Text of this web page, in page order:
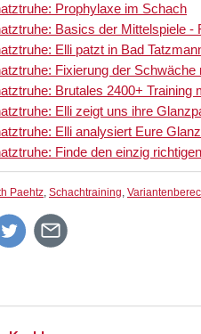
Prophylaxe im Schach
Basics der Mittelspiele -
Elli patzt in Bad
Fixierung der
Brutales 2400+ Training
Elli zeigt uns ihre
Elli analysiert Eure
Finde den einzig
Paehtz, Schachtraining,